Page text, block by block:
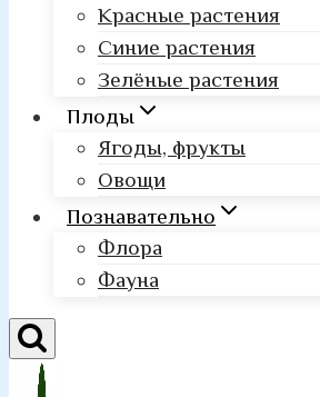
Красные растения
Синие растения
Зелёные растения
Плоды
Ягоды, фрукты
Овощи
Познавательно
Флора
Фауна